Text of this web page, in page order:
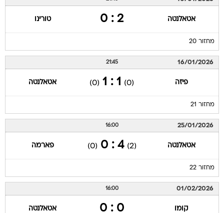
אטאלנטה 2 : 0 טורינו
מחזור 20
16/01/2026
21:45
פיזה (0)
1 : 1
(0) אטאלנטה
מחזור 21
25/01/2026
16:00
אטאלנטה (2)
4 : 0
(0) פארמה
מחזור 22
01/02/2026
16:00
קומו 0 : 0 אטאלנטה